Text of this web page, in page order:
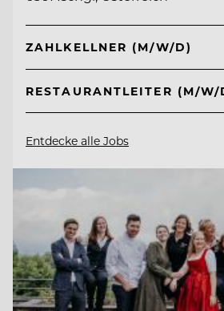
ZAHLKELLNER (M/W/D)
RESTAURANTLEITER (M/W/
Entdecke alle Jobs